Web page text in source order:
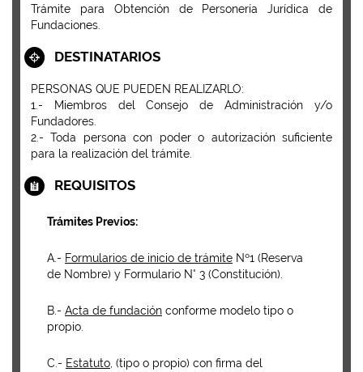
Trámite para Obtención de Personería Jurídica de
Fundaciones.
DESTINATARIOS
PERSONAS QUE PUEDEN REALIZARLO:
1.- Miembros del Consejo de Administración y/o
Fundadores.
2.- Toda persona con poder o autorización suficiente
para la realización del trámite.
REQUISITOS
Trámites Previos:
A.- Formularios de inicio de trámite Nº1 (Reserva
de Nombre) y Formulario N° 3 (Constitución).
B.- Acta de fundación conforme modelo tipo o
propio.
C.- Estatuto , (tipo o propio) con firma del